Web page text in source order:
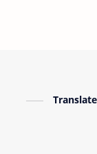
Translate